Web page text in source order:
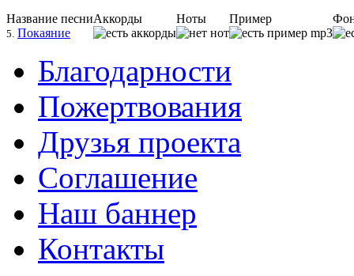
Название песниАккорды Ноты Пример
5. Покаяние
Благодарности
Пожертвования
Друзья проекта
Соглашение
Наш баннер
Контакты